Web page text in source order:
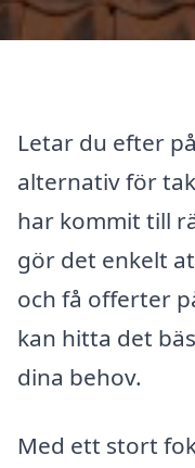
Letar du efter
alternativ för
har kommit till
gör det enkelt
och få offerter
kan hitta det
dina behov.
Med ett stort